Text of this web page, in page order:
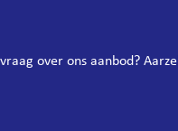
over ons aanbod? Aarzel